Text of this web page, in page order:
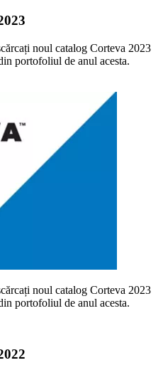
noul catalog Corteva 2023
portofoliul de anul acesta.
noul catalog Corteva 2023
portofoliul de anul acesta.